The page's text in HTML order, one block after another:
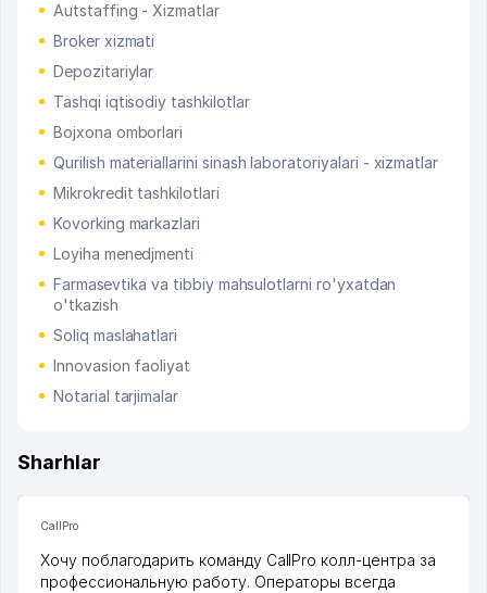
Autstaffing - Xizmatlar
Broker xizmati
Depozitariylar
Tashqi iqtisodiy tashkilotlar
Bojxona omborlari
Qurilish materiallarini sinash laboratoriyalari - xizmatlar
Mikrokredit tashkilotlari
Kovorking markazlari
Loyiha menedjmenti
Farmasevtika va tibbiy mahsulotlarni ro'yxatdan
o'tkazish
Soliq maslahatlari
Innovasion faoliyat
Notarial tarjimalar
Sharhlar
CallPro
Хочу поблагодарить команду CallPro колл-центра за
профессиональную работу. Операторы всегда